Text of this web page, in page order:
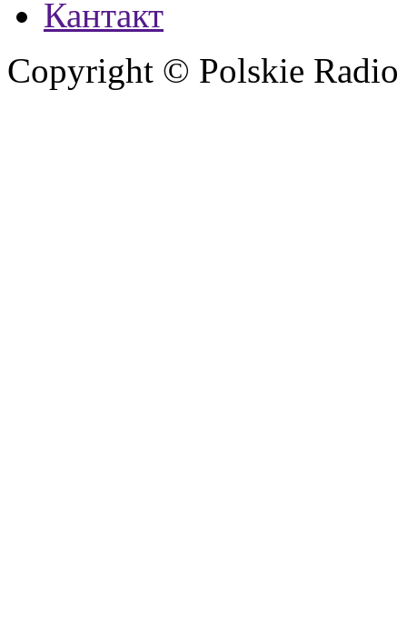
Кантакт
Copyright © Polskie